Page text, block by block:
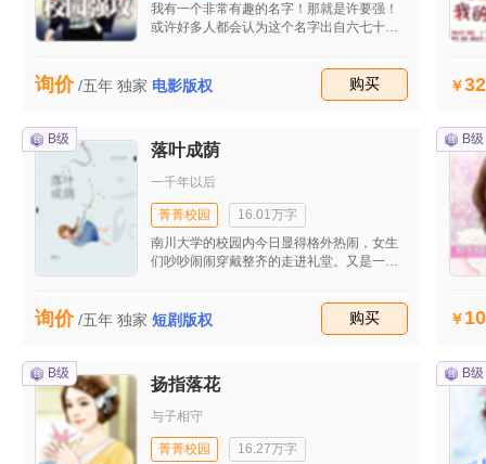
我有一个非常有趣的名字！那就是许要强！
或许好多人都会认为这个名字出自六七十年
许家还真出了一个名叫要强的家伙，这小子
成天到晚不学无术，打从小学起就做一些偷
上学时间浪费在游戏厅和网吧里的许要强竟
然是班级里成绩最好的。 就连老师，也拿我
许要强没有了一丁点的办法。 初中，许要强
也是整天浑浑噩噩，狐朋狗友不老少，就是
不爱学习，老师成天将他揪出来示众，竟然
连月考也都不考，最后被学校点名挂科，可
就是这样一个人，竟然硬生生的以总分全校
前十名的成绩上了城里面最牛的高中！ 要说
年时间许要强就将所有高中课程全都学校完
毕，直接参加了当年的高考，不过到最后，
力，这不？大学没上两天就开始自己找工作
了，而且还找了一个相对而言不错的工作
哦？ 许要强的名言是：&amp;quot;人不犯我
作有了的许要强，又不甘心了！这不？因为
询价 /五年 独家 电影版权 购买
B级
落叶成荫
一千年以后
菁菁校园
16.01万字
南川大学的校园内今日显得格外热闹，女生
们吵吵闹闹穿戴整齐的走进礼堂。又是一年
是校董事的公子，叶氏集团未来接班人――
叶成年。 盛夏的校园里绿荫成片的在道路两
些东西没有搬走，今天回来参加毕业典礼，
顺便将这些东西一并带走。
询价 /五年 独家 短剧版权 购买
B级
B级
扬指落花
与子相守
菁菁校园
16.27万字
B级